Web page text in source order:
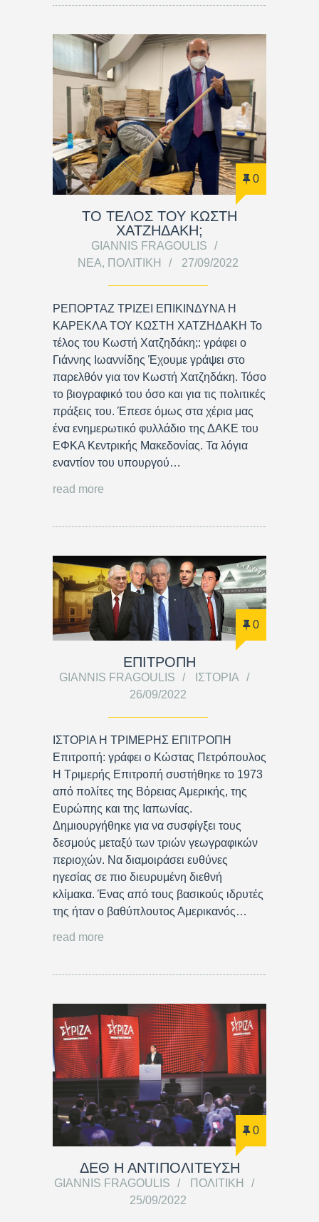
0
ΤΟ ΤΕΛΟΣ ΤΟΥ ΚΩΣΤΗ
ΧΑΤΖΗΔΑΚΗ;
GIANNIS FRAGOULIS
ΝΈΑ, ΠΟΛΙΤΙΚΉ 27/09/2022
ΡΕΠΟΡΤΑΖ ΤΡΙΖΕΙ ΕΠΙΚΙΝΔΥΝΑ Η
ΚΑΡΕΚΛΑ ΤΟΥ ΚΩΣΤΗ ΧΑΤΖΗΔΑΚΗ Το
τέλος του Κωστή Χατζηδάκη;: γράφει ο
Γιάννης Ιωαννίδης Έχουμε γράψει στο
παρελθόν για τον Κωστή Χατζηδάκη. Τόσο
το βιογραφικό του όσο και για τις πολιτικές
πράξεις του. Έπεσε όμως στα χέρια μας
ένα ενημερωτικό φυλλάδιο της ΔΑΚΕ του
ΕΦΚΑ Κεντρικής Μακεδονίας. Τα λόγια
εναντίον του υπουργού…
read more
0
ΕΠΙΤΡΟΠΗ
GIANNIS FRAGOULIS
ΙΣΤΟΡΊΑ
26/09/2022
ΙΣΤΟΡΙΑ Η ΤΡΙΜΕΡΗΣ ΕΠΙΤΡΟΠΗ
Επιτροπή: γράφει ο Κώστας Πετρόπουλος
Η Τριμερής Επιτροπή συστήθηκε το 1973
από πολίτες της Βόρειας Αμερικής, της
Ευρώπης και της Ιαπωνίας.
Δημιουργήθηκε για να συσφίγξει τους
δεσμούς μεταξύ των τριών γεωγραφικών
περιοχών. Να διαμοιράσει ευθύνες
ηγεσίας σε πιο διευρυμένη διεθνή
κλίμακα. Ένας από τους βασικούς ιδρυτές
της ήταν ο βαθύπλουτος Αμερικανός…
read more
0
ΔΕΘ Η ΑΝΤΙΠΟΛΙΤΕΥΣΗ
GIANNIS FRAGOULIS
ΠΟΛΙΤΙΚΉ
25/09/2022